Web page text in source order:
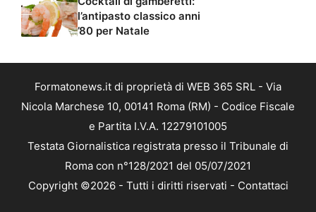
l’antipasto classico anni
’80 per Natale
Formatonews.it di proprietà di WEB 365 SRL - Via
Nicola Marchese 10, 00141 Roma (RM) - Codice Fiscale
e Partita I.V.A. 12279101005
Testata Giornalistica registrata presso il Tribunale di
Roma con n°128/2021 del 05/07/2021
Copyright ©2026 - Tutti i diritti riservati - Contattaci